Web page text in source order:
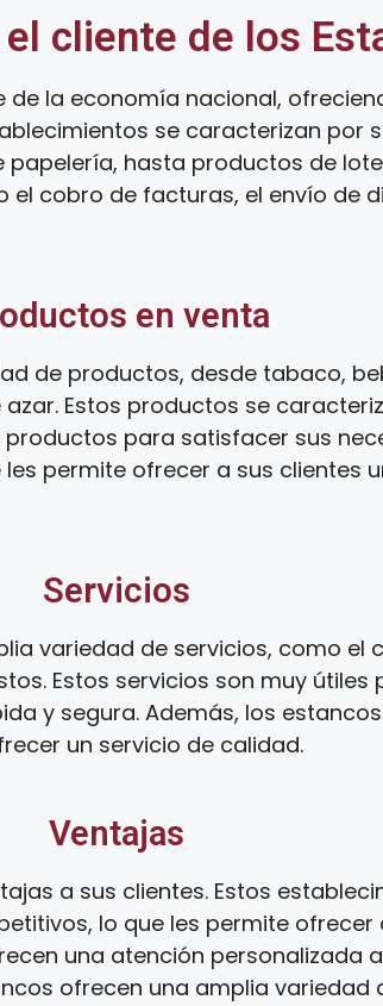
cliente de los
la economía nacional,
se caracterizan por
hasta productos de
cobro de facturas, el envío de
en venta
de productos, desde tabaco,
Estos productos se
para satisfacer sus
permite ofrecer a sus clientes
Servicios
variedad de servicios, como el
Estos servicios son muy útiles
y segura. Además, los
un servicio de calidad.
Ventajas
a sus clientes. Estos
lo que les permite ofrecer
una atención personalizada
ofrecen una amplia variedad